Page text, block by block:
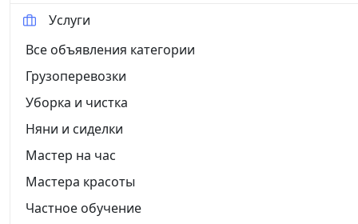
Услуги
Все объявления категории
Грузоперевозки
Уборка и чистка
Няни и сиделки
Мастер на час
Мастера красоты
Частное обучение